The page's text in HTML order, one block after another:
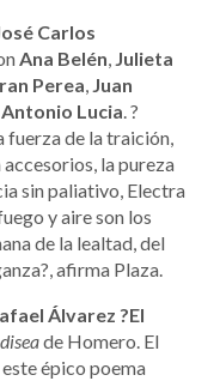
Carlos
Ana Belén, Julieta
Perea, Juan
Lucia. ?
fuerza de la traición,
accesorios, la pureza
sin paliativo, Electra
y aire son los
de la lealtad, del
afirma Plaza.
Álvarez ?El
de Homero. El
épico poema